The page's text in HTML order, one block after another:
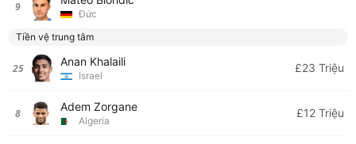
9
Đức
Tiền vệ trung tâm
25 Anan Khalaili
Israel
£23 Triệu
8 Adem Zorgane
Algeria
£12 Triệu